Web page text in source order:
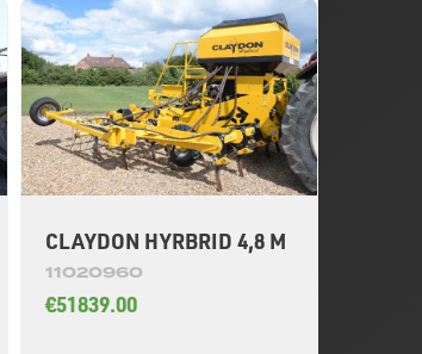
CLAYDON HYRBRID 4,8 M
11020960
€51839.00